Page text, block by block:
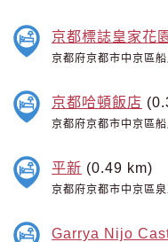
京都標誌皇家花
京都府京都市中京區
京都哈頓飯店
京都府京都市中京區
平新 (0.49 km)
京都府京都市中京區
Garrya Nijo